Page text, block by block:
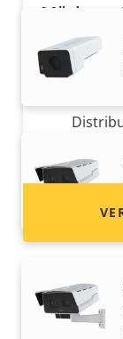
Möchten
Möchten